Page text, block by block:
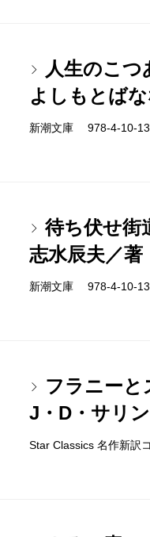
人生のこつ
よしもとば
新潮文庫 978-4-10-
待ち伏せ
志水辰夫／著
新潮文庫 978-4-10-
フラニーと
J・D・サリ
Star Classics 名作新